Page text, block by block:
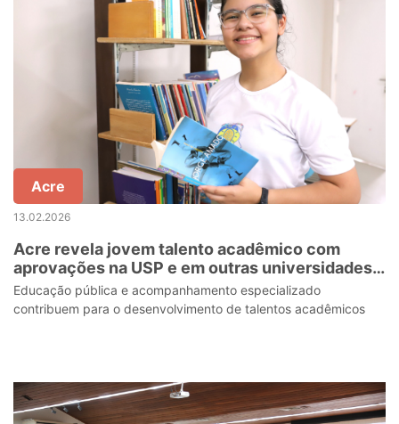
Acre
13.02.2026
Acre revela jovem talento acadêmico com
aprovações na USP e em outras universidades
do país
Educação pública e acompanhamento especializado
contribuem para o desenvolvimento de talentos acadêmicos